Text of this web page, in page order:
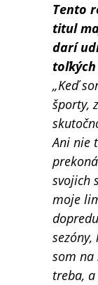
Tento
titul
darí
„Keď
športy,
Ani nie
svojich
moje
som na
treba,